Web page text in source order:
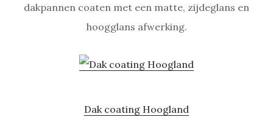
dakpannen coaten met een matte, zijdeglans en
hoogglans afwerking.
Dak coating Hoogland